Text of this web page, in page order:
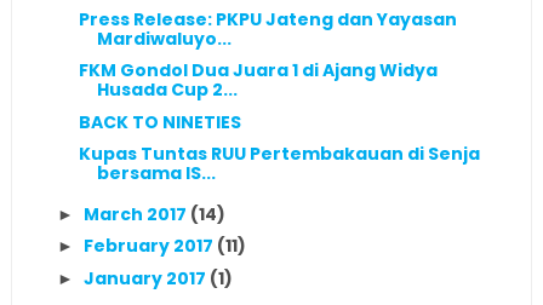
Press Release: PKPU Jateng dan Yayasan
Mardiwaluyo...
FKM Gondol Dua Juara 1 di Ajang Widya
Husada Cup 2...
BACK TO NINETIES
Kupas Tuntas RUU Pertembakauan di Senja
bersama IS...
► March 2017 (14)
► February 2017 (11)
► January 2017 (1)